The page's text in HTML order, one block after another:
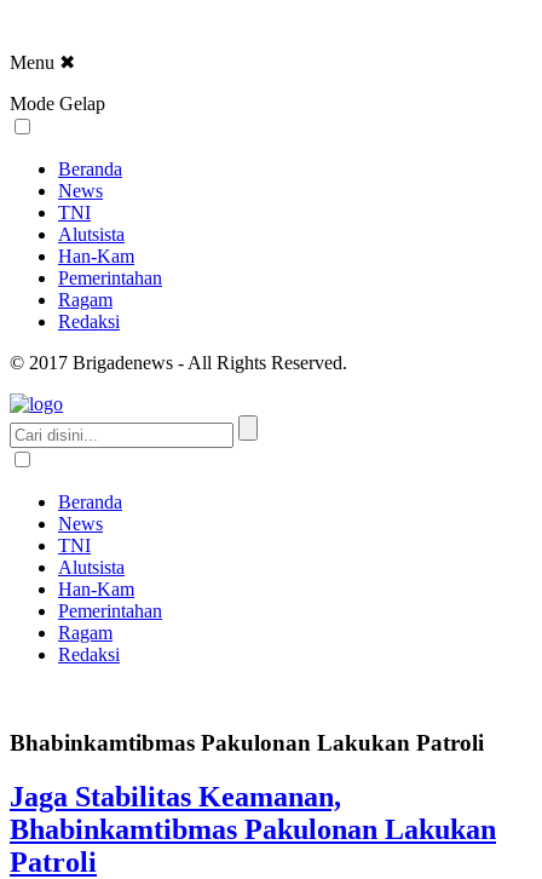
Menu ✖
Mode Gelap
Beranda
News
TNI
Alutsista
Han-Kam
Pemerintahan
Ragam
Redaksi
© 2017 Brigadenews - All Rights Reserved.
Beranda
News
TNI
Alutsista
Han-Kam
Pemerintahan
Ragam
Redaksi
Bhabinkamtibmas Pakulonan Lakukan Patroli
Jaga Stabilitas Keamanan,
Bhabinkamtibmas Pakulonan Lakukan
Patroli